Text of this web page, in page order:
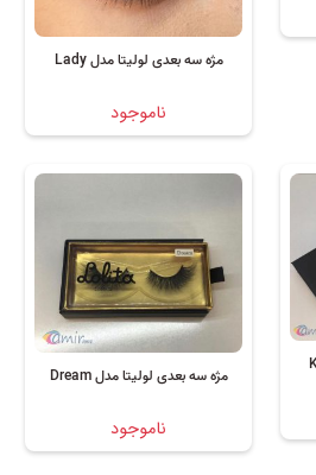
مژه سه بعدی لولیتا مدل Lady
ناموجود
مژه سه بعدی لولیتا مدل Dream
ناموجود